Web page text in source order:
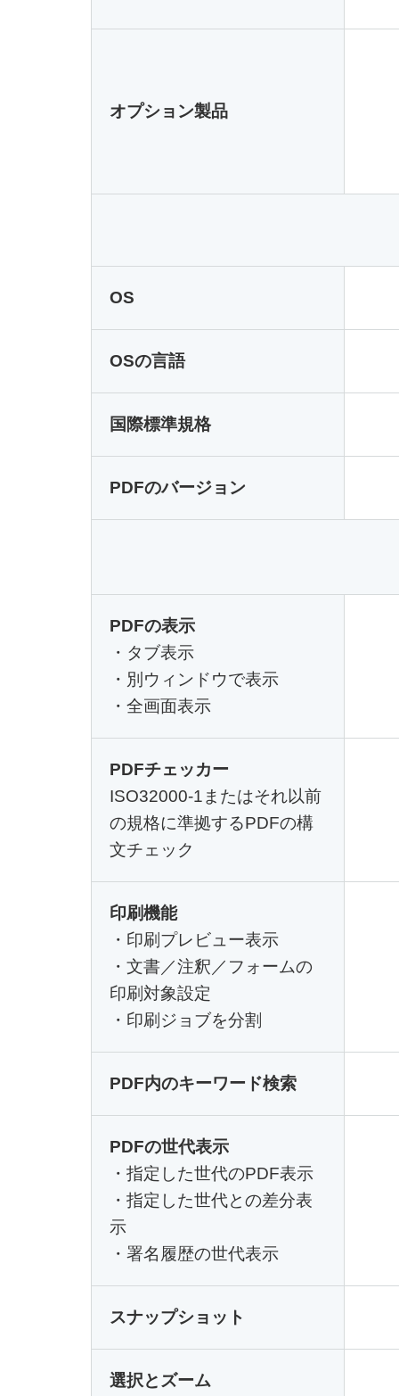
オプション製品
OS
OSの言語
国際標準規格
PDFのバージョン
PDFの表示
・タブ表示
・別ウィンドウで表示
・全画面表示
PDFチェッカー
ISO32000-1またはそれ以前
の規格に準拠するPDFの構
文チェック
印刷機能
・印刷プレビュー表示
・文書／注釈／フォームの
印刷対象設定
・印刷ジョブを分割
PDF内のキーワード検索
PDFの世代表示
・指定した世代のPDF表示
・指定した世代との差分表
示
・署名履歴の世代表示
スナップショット
選択とズーム